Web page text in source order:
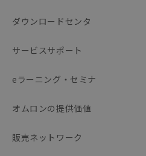
ダウンロードセンタ
サービスサポート
eラーニング・セミナ
オムロンの提供価値
販売ネットワーク